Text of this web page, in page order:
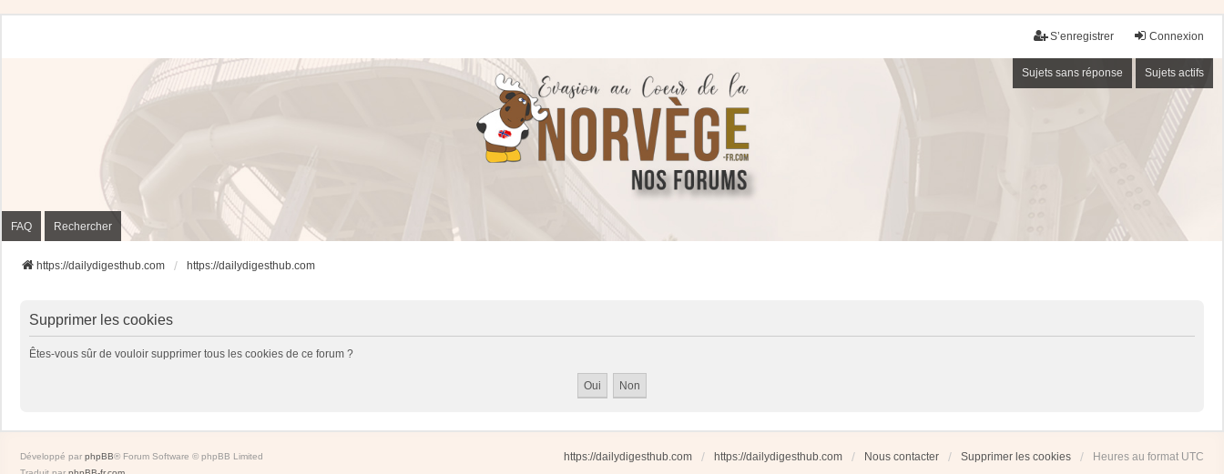
Connexion
S’enregistrer
Sujets sans réponse Sujets actifs
FAQ Rechercher
https://dailydigesthub.com https://dailydigesthub.com
Supprimer les cookies
Êtes-vous sûr de vouloir supprimer tous les cookies de ce forum ?
https://dailydigesthub.com https://dailydigesthub.com Nous contacter Supprimer les cookies Heures au format UTC
Développé par phpBB® Forum Software © phpBB Limited